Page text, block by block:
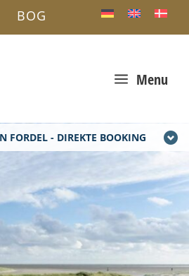
FORDEL - DIREKTE BOOKING
a Menu
BOG